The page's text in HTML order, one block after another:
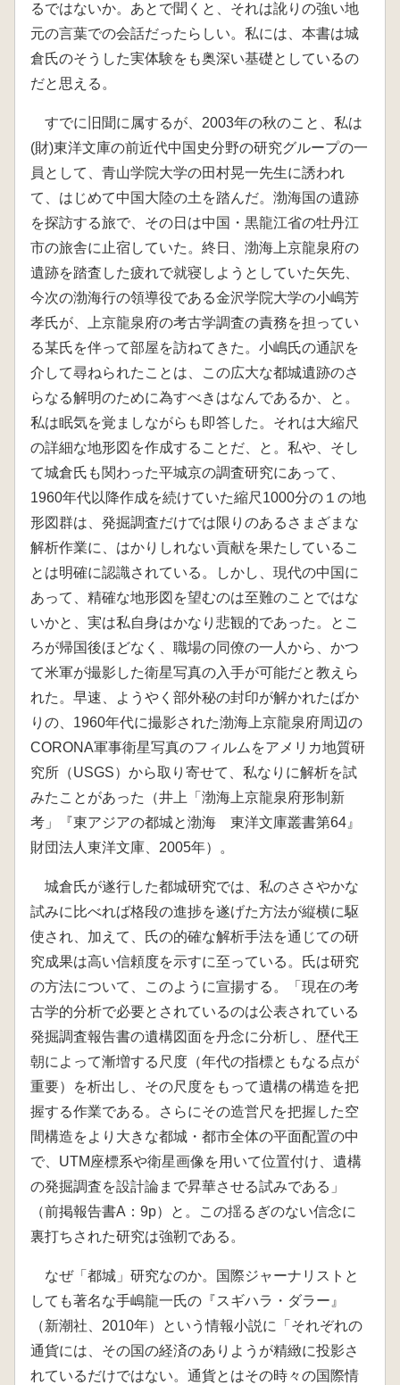
るではないか。あとで聞くと、それは訛りの強い地
元の言葉での会話だったらしい。私には、本書は城
倉氏のそうした実体験をも奥深い基礎としているの
だと思える。
すでに旧聞に属するが、2003年の秋のこと、私は
(財)東洋文庫の前近代中国史分野の研究グループの一
員として、青山学院大学の田村晃一先生に誘われ
て、はじめて中国大陸の土を踏んだ。渤海国の遺跡
を探訪する旅で、その日は中国・黒龍江省の牡丹江
市の旅舎に止宿していた。終日、渤海上京龍泉府の
遺跡を踏査した疲れで就寝しようとしていた矢先、
今次の渤海行の領導役である金沢学院大学の小嶋芳
孝氏が、上京龍泉府の考古学調査の責務を担ってい
る某氏を伴って部屋を訪ねてきた。小嶋氏の通訳を
介して尋ねられたことは、この広大な都城遺跡のさ
らなる解明のために為すべきはなんであるか、と。
私は眠気を覚ましながらも即答した。それは大縮尺
の詳細な地形図を作成することだ、と。私や、そし
て城倉氏も関わった平城京の調査研究にあって、
1960年代以降作成を続けていた縮尺1000分の１の地
形図群は、発掘調査だけでは限りのあるさまざまな
解析作業に、はかりしれない貢献を果たしているこ
とは明確に認識されている。しかし、現代の中国に
あって、精確な地形図を望むのは至難のことではな
いかと、実は私自身はかなり悲観的であった。とこ
ろが帰国後ほどなく、職場の同僚の一人から、かつ
て米軍が撮影した衛星写真の入手が可能だと教えら
れた。早速、ようやく部外秘の封印が解かれたばか
りの、1960年代に撮影された渤海上京龍泉府周辺の
CORONA軍事衛星写真のフィルムをアメリカ地質研
究所（USGS）から取り寄せて、私なりに解析を試
みたことがあった（井上「渤海上京龍泉府形制新
考」『東アジアの都城と渤海 東洋文庫叢書第64』
財団法人東洋文庫、2005年）。
城倉氏が遂行した都城研究では、私のささやかな
試みに比べれば格段の進捗を遂げた方法が縦横に駆
使され、加えて、氏の的確な解析手法を通じての研
究成果は高い信頼度を示すに至っている。氏は研究
の方法について、このように宣揚する。「現在の考
古学的分析で必要とされているのは公表されている
発掘調査報告書の遺構図面を丹念に分析し、歴代王
朝によって漸増する尺度（年代の指標ともなる点が
重要）を析出し、その尺度をもって遺構の構造を把
握する作業である。さらにその造営尺を把握した空
間構造をより大きな都城・都市全体の平面配置の中
で、UTM座標系や衛星画像を用いて位置付け、遺構
の発掘調査を設計論まで昇華させる試みである」
（前掲報告書A：9p）と。この揺るぎのない信念に
裏打ちされた研究は強靭である。
なぜ「都城」研究なのか。国際ジャーナリストと
しても著名な手嶋龍一氏の『スギハラ・ダラー』
（新潮社、2010年）という情報小説に「それぞれの
通貨には、その国の経済のありようが精緻に投影さ
れているだけではない。通貨とはその時々の国際情